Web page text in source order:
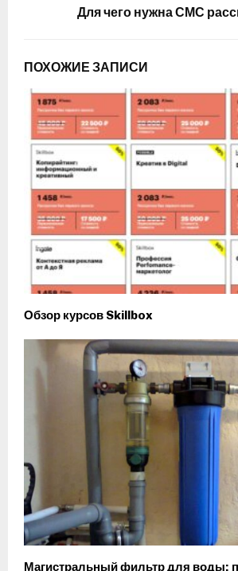
Для чего нужна СМС
ПОХОЖИЕ ЗАПИСИ
Обзор курсов Skillbox
Магистральный фильтр для воды: